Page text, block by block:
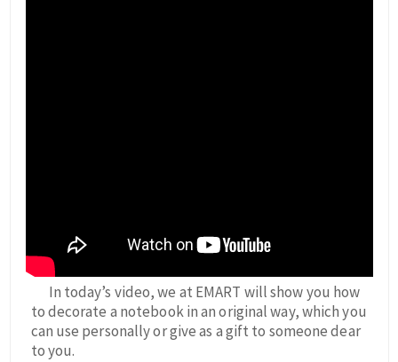
In today’s video, we at EMART will show you how
to decorate a notebook in an original way, which you
can use personally or give as a gift to someone dear
to you.